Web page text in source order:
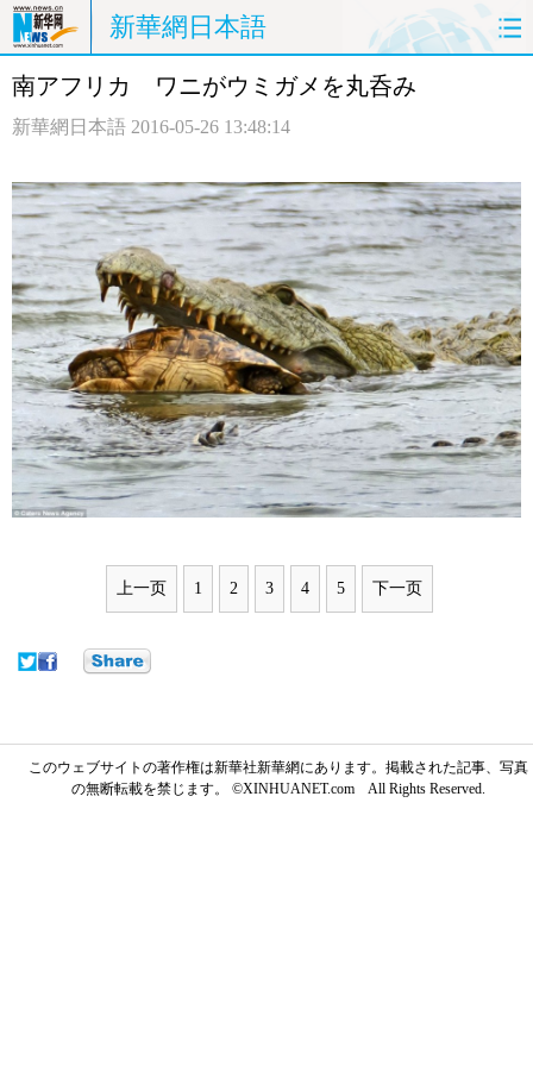
新華網日本語
ホームページ 政治
観光 評論 写真
中日対訳
南アフリカ ワニがウミガメを丸呑み
新華網日本語 2016-05-26 13:48:14
上一页 1 2 3 4 5 下一页
このウェブサイトの著作権は新華社新華網にあります。掲載された記事、写真
の無断転載を禁じます。 ©XINHUANET.com All Rights Reserved.